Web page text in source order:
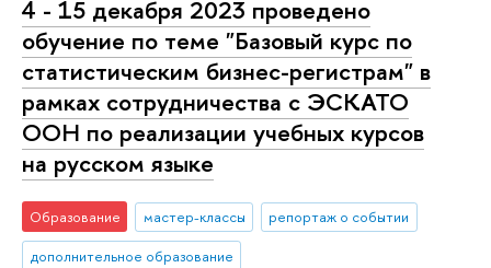
4 - 15 декабря 2023 проведено
обучение по теме "Базовый курс по
статистическим бизнес-регистрам" в
рамках сотрудничества с ЭСКАТО
ООН по реализации учебных курсов
на русском языке
Образование мастер-классы
репортаж о событии
дополнительное образование